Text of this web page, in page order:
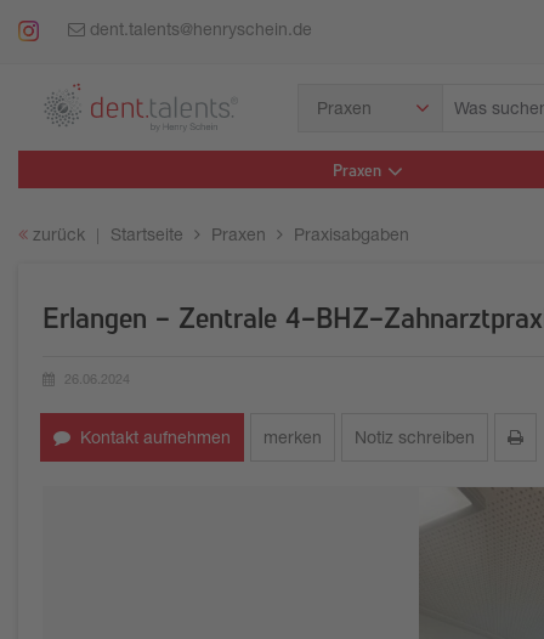
dent.talents@henryschein.de
Praxen
suchen
Sie?
Praxen
zurück Startseite Praxen Praxisabgaben
Erlangen - Zentrale 4-BHZ-
26.06.2024
Kontakt aufnehmen merken Notiz schreiben